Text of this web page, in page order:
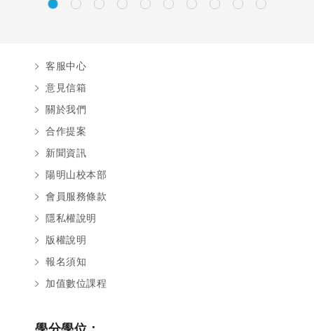
客服中心
意見信箱
關於我們
合作提案
新聞資訊
陽明山校本部
會員服務條款
隱私權說明
版權說明
報名須知
加值數位課程